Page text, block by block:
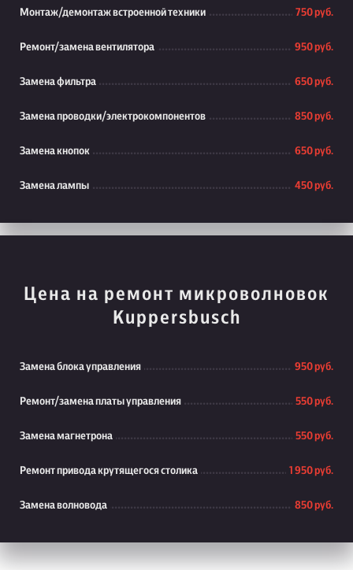
Монтаж/демонтаж встроенной техники 750 руб.
Ремонт/замена вентилятора 950 руб.
Замена фильтра 650 руб.
Замена проводки/электрокомпонентов 850 руб.
Замена кнопок 650 руб.
Замена лампы 450 руб.
Цена на ремонт микроволновок
Kuppersbusch
Замена блока управления 950 руб.
Ремонт/замена платы управления 550 руб.
Замена магнетрона 550 руб.
Ремонт привода крутящегося столика 1 950 руб.
Замена волновода 850 руб.